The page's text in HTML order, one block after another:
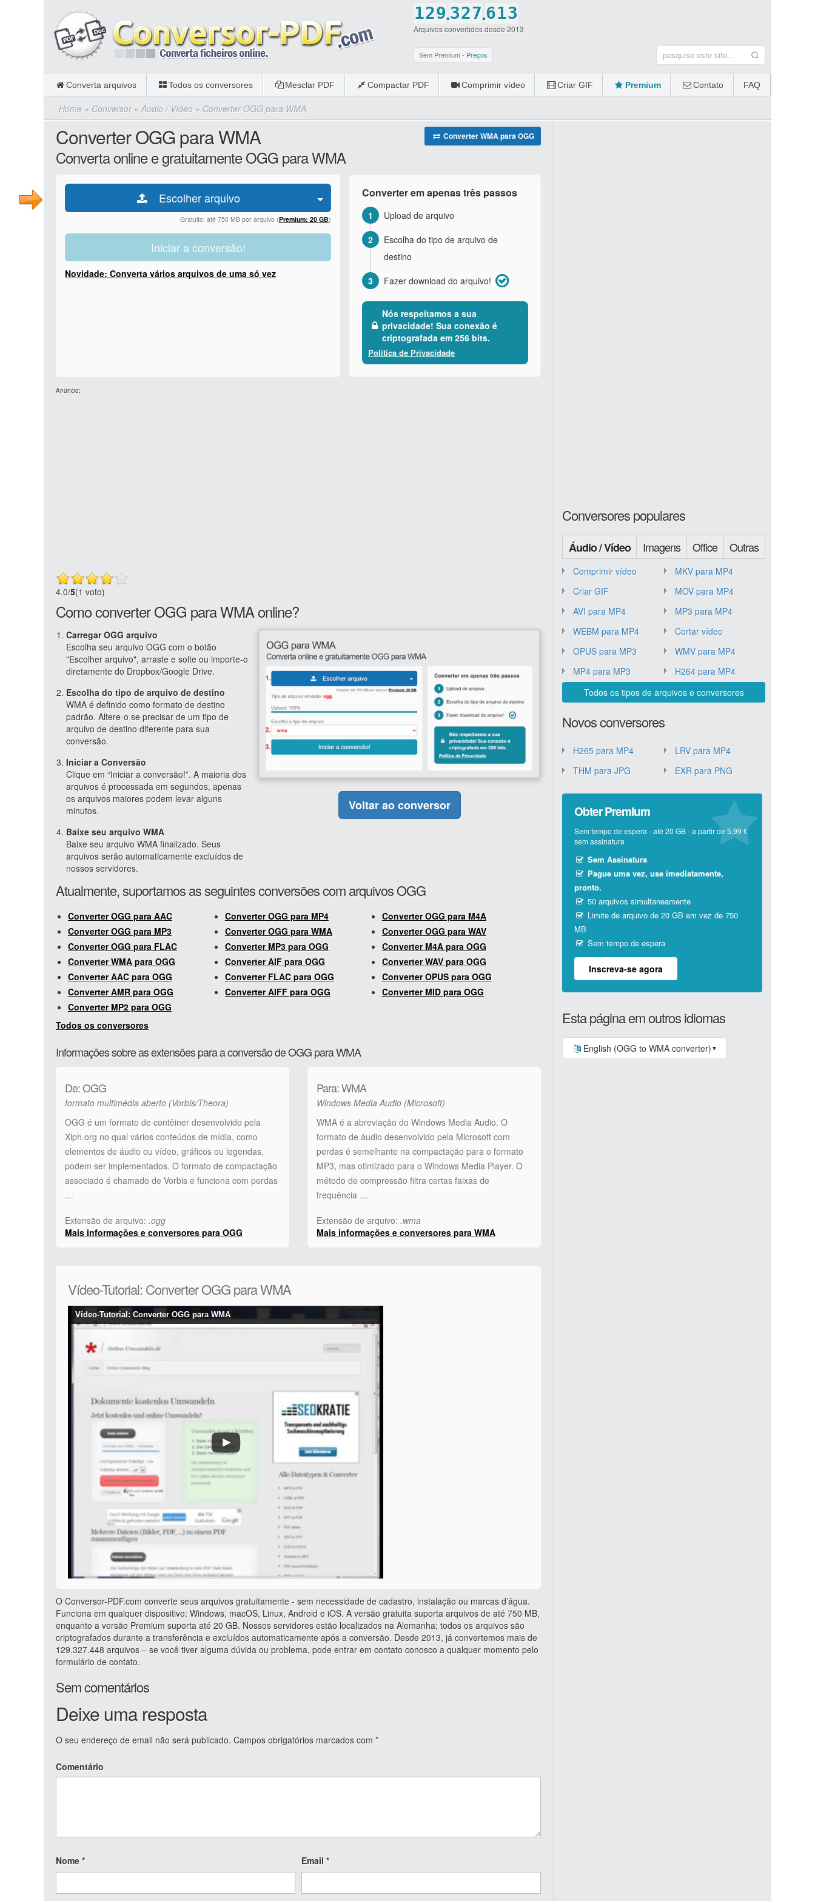
1
2
3
4
5
6
0
2
3
4
5
6
7
8
9
0
.3
4
5
6
7
8
9
2
3
4
5
6
7
8
7
8
9
0
.6
7
8
9
0
1
2
4
5
6
7
0
3
4
6
7
8
9
Arquivos convertidos desde 2013
Sem Premium - Preços
Converta arquivos Todos os conversores Mesclar PDF Compactar PDF Comprimir vídeo Criar GIF Premium Contato FAQ
Home » Conversor» Áudio / Vídeo » Converter OGG para WMA
Converter WMA para OGG
Converter OGG para WMA
Converta online e gratuitamente OGG para WMA
Escolher arquivo
Gratuito: até 750 MB por arquivo (Premium: 20 GB)
Iniciar a conversão!
Novidade: Converta vários arquivos de uma só vez
Converter em apenas três passos
1
Upload de arquivo
2
Escolha do tipo de arquivo de
destino
3
Fazer download do arquivo!
Nós respeitamos a sua
privacidade! Sua conexão é
criptografada em 256 bits.
Política de Privacidade
Anúncio:
4.0/5(1 voto)
Como converter OGG para WMA online?
Carregar OGG arquivo
Escolha seu arquivo OGG com o botão
"Escolher arquivo", arraste e solte ou importe-o
diretamente do Dropbox/Google Drive.
Escolha do tipo de arquivo de destino
WMA é definido como formato de destino
padrão. Altere-o se precisar de um tipo de
arquivo de destino diferente para sua
conversão.
Iniciar a Conversão
Clique em “Iniciar a conversão!”. A maioria dos
arquivos é processada em segundos, apenas
os arquivos maiores podem levar alguns
minutos.
Baixe seu arquivo WMA
Baixe seu arquivo WMA finalizado. Seus
arquivos serão automaticamente excluídos de
nossos servidores.
Voltar ao conversor
Atualmente, suportamos as seguintes conversões com arquivos OGG
Converter OGG para AAC Converter OGG para MP4
Converter OGG para M4A
Converter OGG para MP3
Converter OGG para WMA
Converter OGG para WAV
Converter OGG para FLAC
Converter MP3 para OGG
Converter M4A para OGG
Converter WMA para OGG
Converter AIF para OGG
Converter WAV para OGG
Converter AAC para OGG
Converter FLAC para OGG
Converter OPUS para OGG
Converter AMR para OGG
Converter AIFF para OGG
Converter MID para OGG
Converter MP2 para OGG
Todos os conversores
Informações sobre as extensões para a conversão de OGG para WMA
De: OGG
formato multimédia aberto (Vorbis/Theora)
OGG é um formato de contêiner desenvolvido pela
Xiph.org no qual vários conteúdos de mídia, como
elementos de áudio ou vídeo, gráficos ou legendas,
podem ser implementados. O formato de compactação
associado é chamado de Vorbis e funciona com perdas
…
Extensão de arquivo: .ogg
Mais informações e conversores para OGG
Para: WMA
Windows Media Audio (Microsoft)
WMA é a abreviação do Windows Media Audio. O
formato de áudio desenvolvido pela Microsoft com
perdas é semelhante na compactação para o formato
MP3, mas otimizado para o Windows Media Player. O
método de compressão filtra certas faixas de
frequência …
Extensão de arquivo: .wma
Mais informações e conversores para WMA
Vídeo-Tutorial: Converter OGG para WMA
Vídeo-Tutorial: Converter OGG para WMA
O Conversor-PDF.com converte seus arquivos gratuitamente - sem necessidade de cadastro, instalação ou marcas d’água.
Funciona em qualquer dispositivo: Windows, macOS, Linux, Android e iOS. A versão gratuita suporta arquivos de até 750 MB,
enquanto a versão Premium suporta até 20 GB. Nossos servidores estão localizados na Alemanha; todos os arquivos são
criptografados durante a transferência e excluídos automaticamente após a conversão. Desde 2013, já convertemos mais de
129.327.448 arquivos – se você tiver alguma dúvida ou problema, pode entrar em contato conosco a qualquer momento pelo
formulário de contato.
Sem comentários
Deixe uma resposta
O seu endereço de email não será publicado. Campos obrigatórios marcados com *
Comentário
Nome * Email *
Conversores populares
Áudio / Vídeo Imagens Office Outras
Comprimir vídeo
MKV para MP4
Criar GIF
MOV para MP4
AVI para MP4
MP3 para MP4
WEBM para MP4
Cortar vídeo
OPUS para MP3
WMV para MP4
MP4 para MP3
H264 para MP4
Todos os tipos de arquivos e conversores
Novos conversores
H265 para MP4
LRV para MP4
THM para JPG
EXR para PNG
Obter Premium
Sem tempo de espera - até 20 GB - a partir de 5,99 €
sem assinatura
Sem Assinatura
Pague uma vez, use imediatamente,
pronto.
50 arquivos simultaneamente
Limite de arquivo de 20 GB em vez de 750
MB
Sem tempo de espera
Inscreva-se agora
Esta página em outros idiomas
English (OGG to WMA converter) ▼